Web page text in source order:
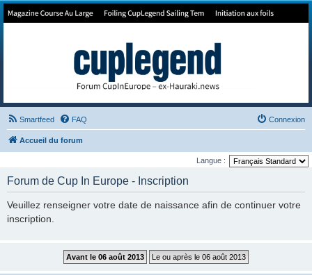
Forum de Cup In Europe
Smartfeed FAQ Connexion
Accueil du forum
Langue :
Forum de Cup In Europe - Inscription
Veuillez renseigner votre date de naissance afin de continuer votre
inscription.